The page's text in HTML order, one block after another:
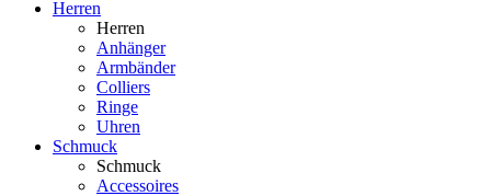
Herren
Herren
Anhänger
Armbänder
Colliers
Ringe
Uhren
Schmuck
Schmuck
Accessoires